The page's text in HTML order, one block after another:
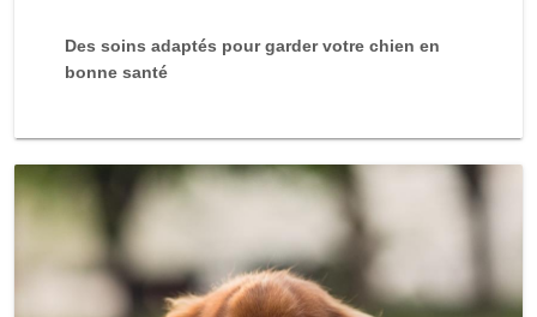
Des soins adaptés pour garder votre chien en
bonne santé